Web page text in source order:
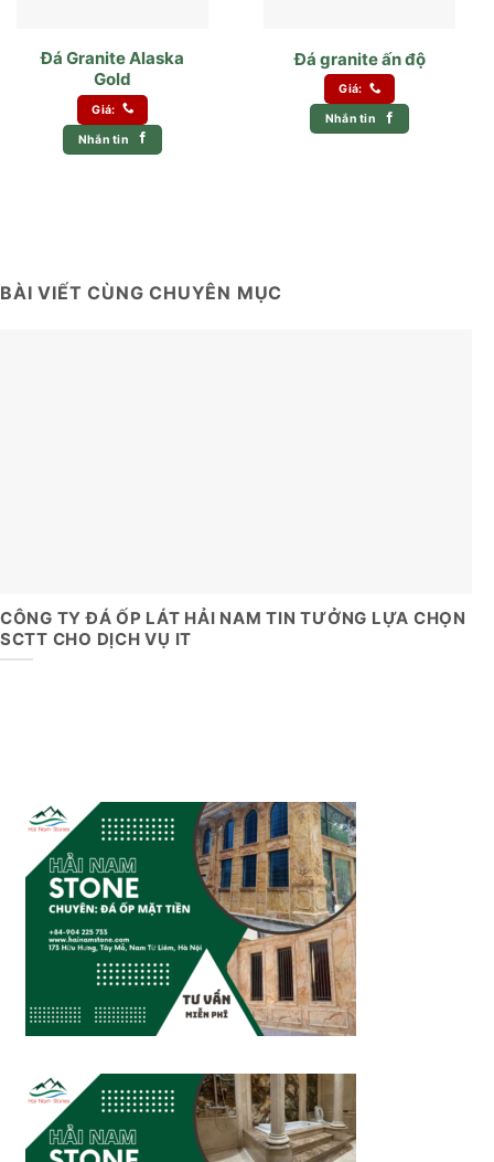
Đá Granite Alaska
Gold
Giá:
Nhắn tin
Đá granite ấn độ
Giá:
Nhắn tin
BÀI VIẾT CÙNG CHUYÊN MỤC
CÔNG TY ĐÁ ỐP LÁT HẢI NAM TIN TƯỞNG LỰA CHỌN
SCTT CHO DỊCH VỤ IT